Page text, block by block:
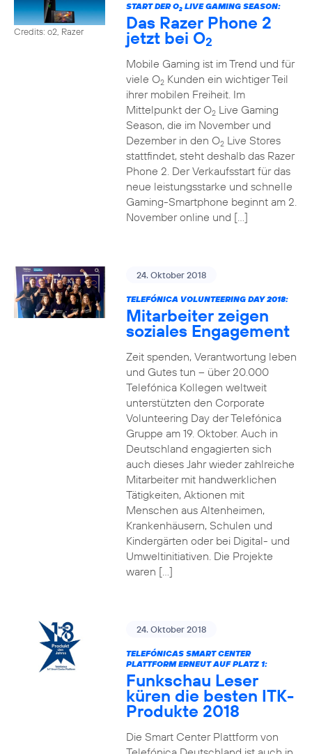
Credits: o2, Razer
START DER O2LIVE GAMING SEASON:
Das Razer Phone 2
jetzt bei O2
Mobile Gaming ist im Trend und für
viele O2Kunden ein wichtiger Teil
ihrer mobilen Freiheit. Im
Mittelpunkt der O2Live Gaming
Season, die im November und
Dezember in den O2Live Stores
stattfindet, steht deshalb das Razer
Phone 2. Der Verkaufsstart für das
neue leistungsstarke und schnelle
Gaming-Smartphone beginnt am 2.
November online und […]
24. Oktober 2018
TELEFÓNICA VOLUNTEERING DAY 2018:
Mitarbeiter zeigen
soziales Engagement
Zeit spenden, Verantwortung leben
und Gutes tun – über 20.000
Telefónica Kollegen weltweit
unterstützten den Corporate
Volunteering Day der Telefónica
Gruppe am 19. Oktober. Auch in
Deutschland engagierten sich
auch dieses Jahr wieder zahlreiche
Mitarbeiter mit handwerklichen
Tätigkeiten, Aktionen mit
Menschen aus Altenheimen,
Krankenhäusern, Schulen und
Kindergärten oder bei Digital- und
Umweltinitiativen. Die Projekte
waren […]
24. Oktober 2018
TELEFÓNICAS SMART CENTER
PLATTFORM ERNEUT AUF PLATZ 1:
Funkschau Leser
küren die besten ITK-
Produkte 2018
Die Smart Center Plattform von